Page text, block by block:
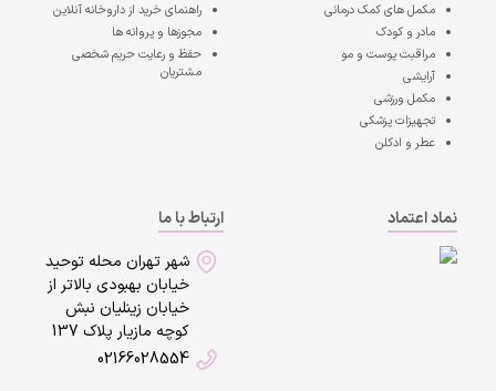
مکمل های کمک درمانی
مادر و کودک
مراقبت پوست و مو
آرایشی
مکمل ورزشی
تجهیزات پزشکی
عطر و ادکلن
راهنمای خرید از داروخانه آنلاین
مجوزها و پروانه ها
حفظ و رعایت حریم شخصی
مشتریان
نماد اعتماد
ارتباط با ما
شهر تهران محله توحید
خیابان بهبودی بالاتر از
خیابان زینلیان نبش
کوچه مازیار پلاک 137
02166028554